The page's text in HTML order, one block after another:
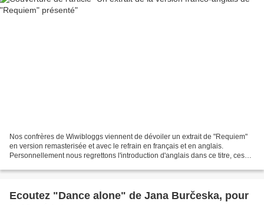
Nos confrères de Wiwibloggs viennent de dévoiler un extrait de "Requiem"
en version remasterisée et avec le refrain en français et en anglais.
Personnellement nous regrettons l'introduction d'anglais dans ce titre, ces
Ecoutez "Dance alone" de Jana Burčeska, pour